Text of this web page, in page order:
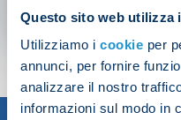
Questo sito web utilizza
Utilizziamo i cookie per
annunci, per fornire
analizzare il nostro
informazioni sul modo in
SHOP NOW